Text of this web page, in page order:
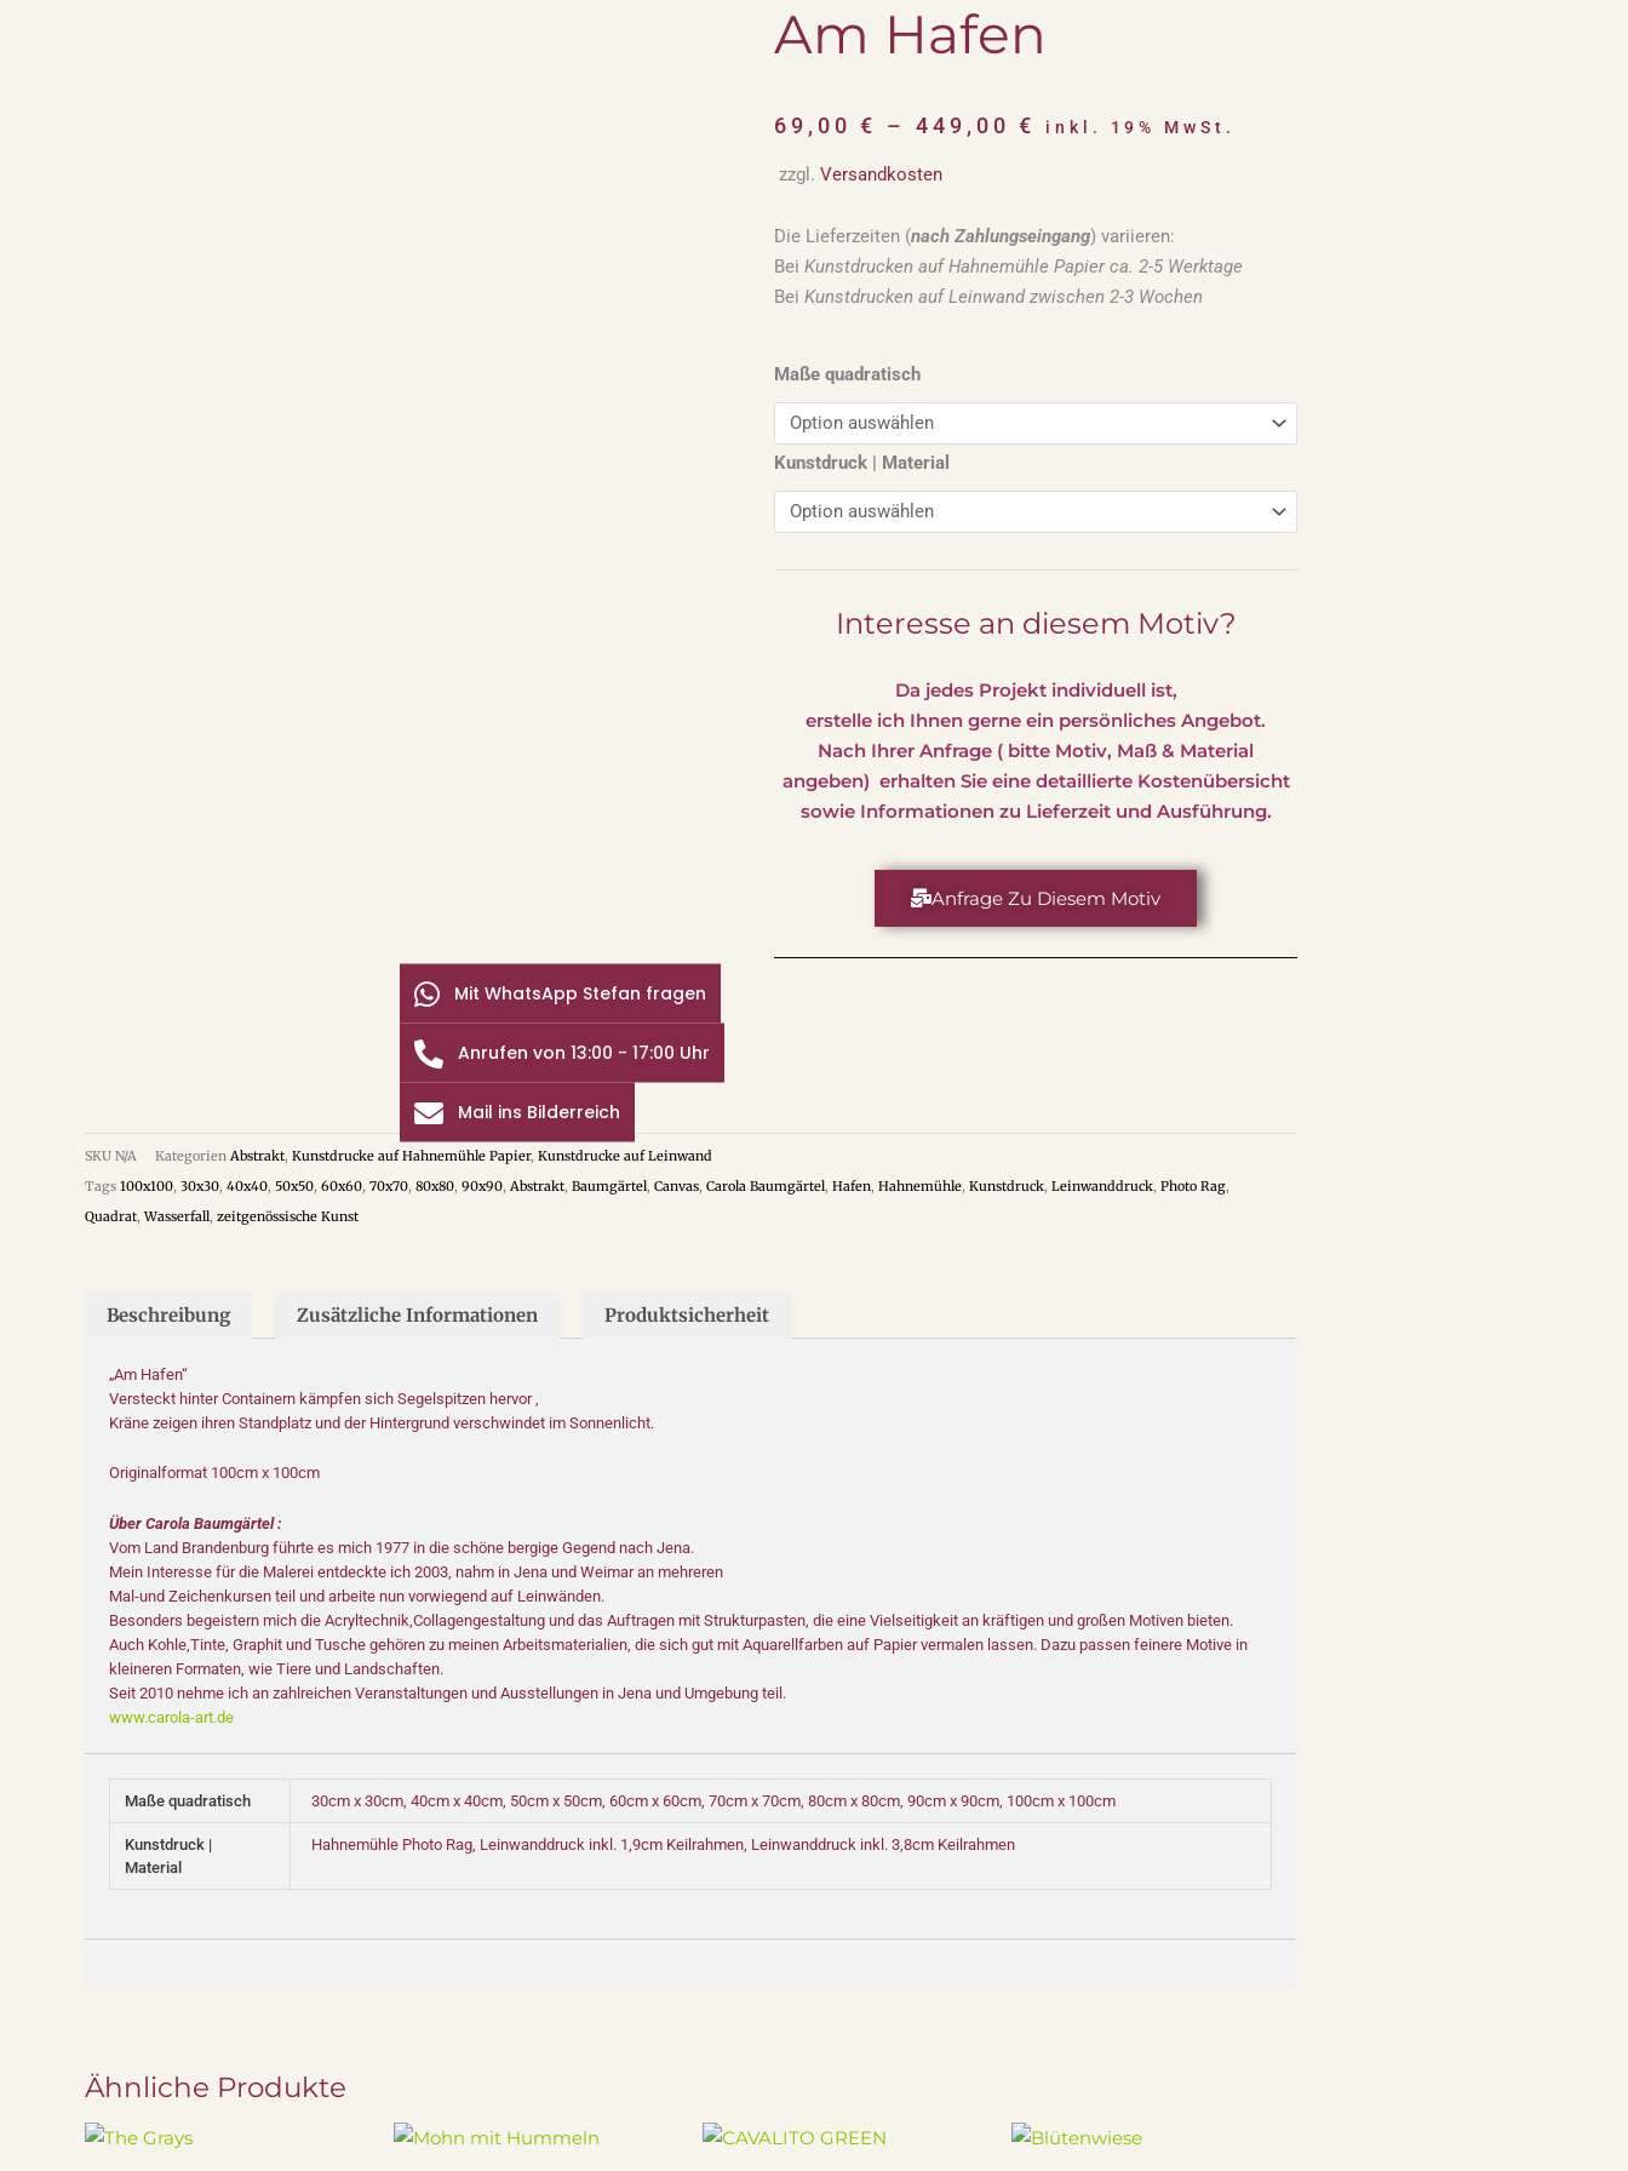
Am Hafen
69,00€ –449,00€ inkl. 19% MwSt.
zzgl. Versandkosten
Die Lieferzeiten (nach Zahlungseingang) variieren:
Bei Kunstdrucken auf Hahnemühle Papier ca. 2-5 Werktage
Bei Kunstdrucken auf Leinwand zwischen 2-3 Wochen
Maße quadratisch
Kunstdruck | Material
Interesse an diesem Motiv?
Da jedes Projekt individuell ist,
erstelle ich Ihnen gerne ein persönliches Angebot.
Nach Ihrer Anfrage ( bitte Motiv, Maß & Material
angeben) erhalten Sie eine detaillierte Kostenübersicht
sowie Informationen zu Lieferzeit und Ausführung.
Anfrage Zu Diesem Motiv
SKU N/A Kategorien Abstrakt, Kunstdrucke auf Hahnemühle Papier, Kunstdrucke auf Leinwand
Tags 100x100, 30x30, 40x40, 50x50, 60x60, 70x70, 80x80, 90x90, Abstrakt, Baumgärtel, Canvas, Carola Baumgärtel, Hafen, Hahnemühle, Kunstdruck, Leinwanddruck, Photo Rag,
Quadrat,Wasserfall, zeitgenössische Kunst
Beschreibung Zusätzliche Informationen Produktsicherheit
„Am Hafen“
Versteckt hinter Containern kämpfen sich Segelspitzen hervor ,
Kräne zeigen ihren Standplatz und der Hintergrund verschwindet im Sonnenlicht.
Originalformat 100cm x 100cm
Über Carola Baumgärtel :
Vom Land Brandenburg führte es mich 1977 in die schöne bergige Gegend nach Jena.
Mein Interesse für die Malerei entdeckte ich 2003, nahm in Jena und Weimar an mehreren
Mal-und Zeichenkursen teil und arbeite nun vorwiegend auf Leinwänden.
Besonders begeistern mich die Acryltechnik,Collagengestaltung und das Auftragen mit Strukturpasten, die eine Vielseitigkeit an kräftigen und großen Motiven bieten.
Auch Kohle,Tinte, Graphit und Tusche gehören zu meinen Arbeitsmaterialien, die sich gut mit Aquarellfarben auf Papier vermalen lassen. Dazu passen feinere Motive in
kleineren Formaten, wie Tiere und Landschaften.
Seit 2010 nehme ich an zahlreichen Veranstaltungen und Ausstellungen in Jena und Umgebung teil.
www.carola-art.de
Maße quadratisch 30cm x 30cm, 40cm x 40cm, 50cm x 50cm, 60cm x 60cm, 70cm x 70cm, 80cm x 80cm, 90cm x 90cm, 100cm x 100cm
Kunstdruck |
Material
Hahnemühle Photo Rag, Leinwanddruck inkl. 1,9cm Keilrahmen, Leinwanddruck inkl. 3,8cm Keilrahmen
Ähnliche Produkte
Mit WhatsApp Stefan fragen
Anrufen von 13:00 - 17:00 Uhr
Mail ins Bilderreich